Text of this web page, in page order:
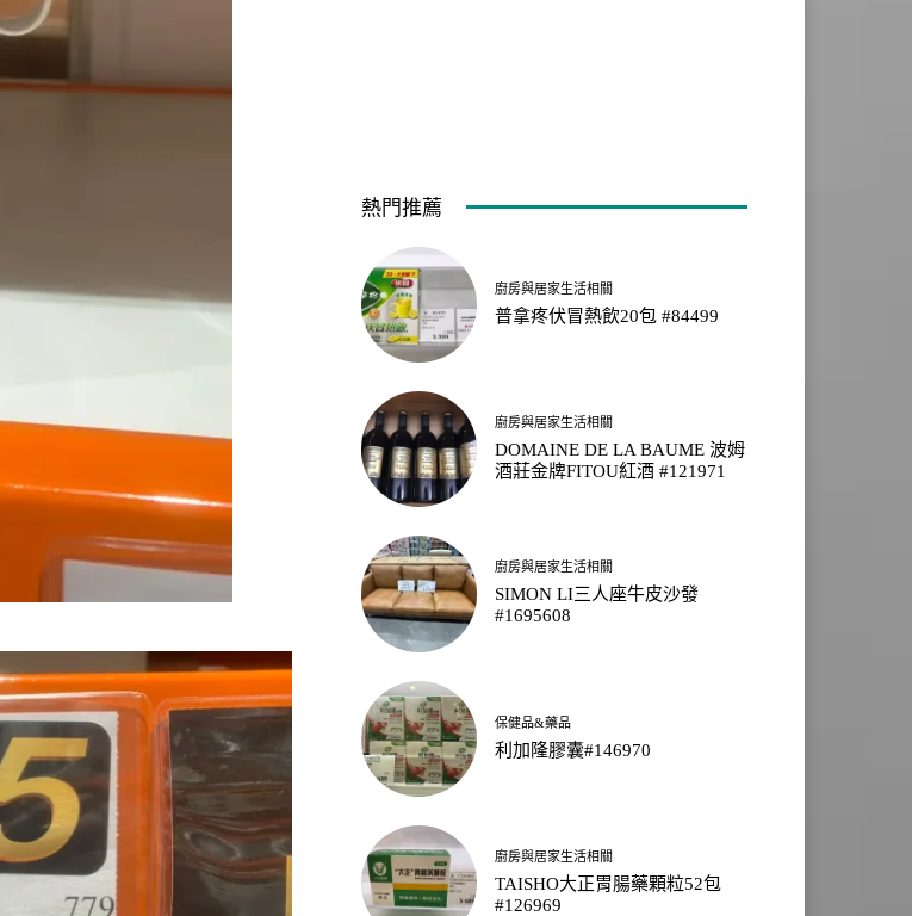
熱門推薦
廚房與居家生活相關
普拿疼伏冒熱飲20包 #84499
廚房與居家生活相關
DOMAINE DE LA BAUME 波姆
酒莊金牌FITOU紅酒 #121971
廚房與居家生活相關
SIMON LI三人座牛皮沙發
#1695608
保健品&藥品
利加隆膠囊#146970
廚房與居家生活相關
TAISHO大正胃腸藥顆粒52包
#126969